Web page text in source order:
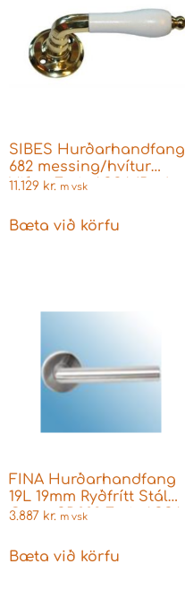
SIBES Hurðarhandfang
682 messing/hvítur
Viður Fyrir ASSA/Boda
11.129 kr. m vsk
Bæta við körfu
FINA Hurðarhandfang
19L 19mm Ryðfrítt Stál
Cover SD002 Fyrir ASSA
3.887 kr. m vsk
Bæta við körfu